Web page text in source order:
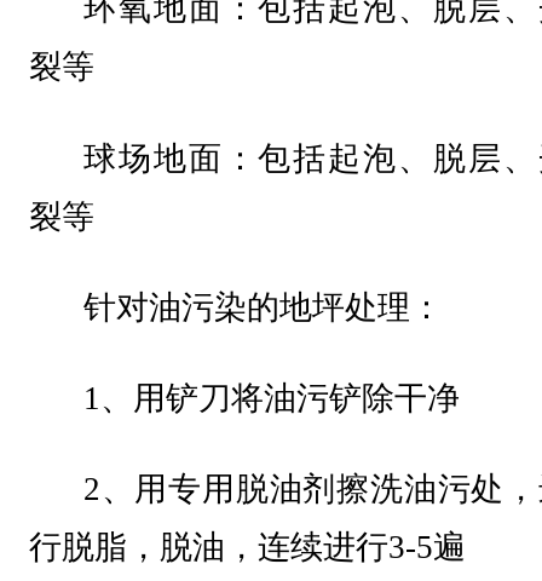
环氧地面：包括起泡、脱层
裂等
球场地面：包括起泡、脱层
裂等
针对油污染的地坪处理：
1、用铲刀将油污铲除干净
2、用专用脱油剂擦洗油污处
行脱脂，脱油，连续进行3-5遍